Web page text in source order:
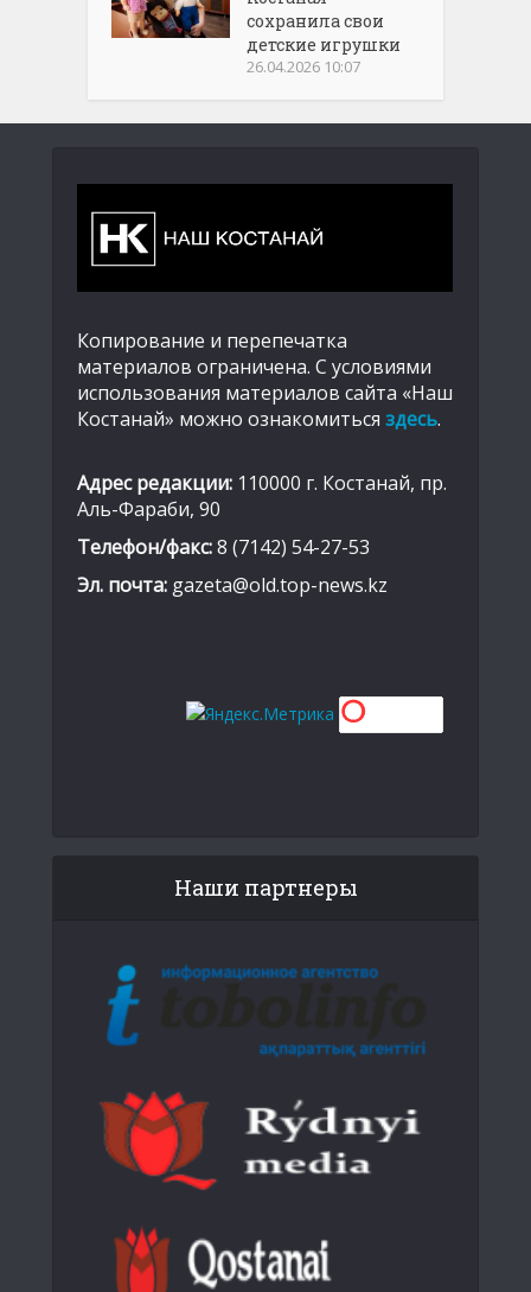
сохранила свои
детские игрушки
26.04.2026 10:07
Копирование и перепечатка
материалов ограничена. С условиями
использования материалов сайта «Наш
Костанай» можно ознакомиться здесь.
Адрес редакции: 110000 г. Костанай, пр.
Аль-Фараби, 90
Телефон/факс:8 (7142) 54-27-53
Эл. почта: gazeta@old.top-news.kz
Наши партнеры